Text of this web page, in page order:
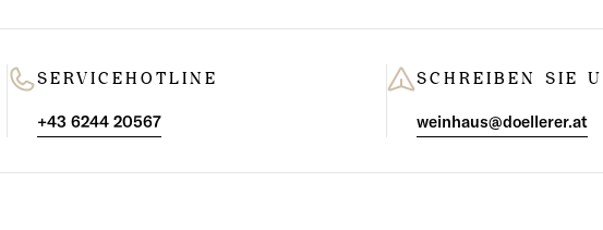
SERVICEHOTLINE
+43 6244 20567
SCHREIBEN SIE
weinhaus@doellerer.at